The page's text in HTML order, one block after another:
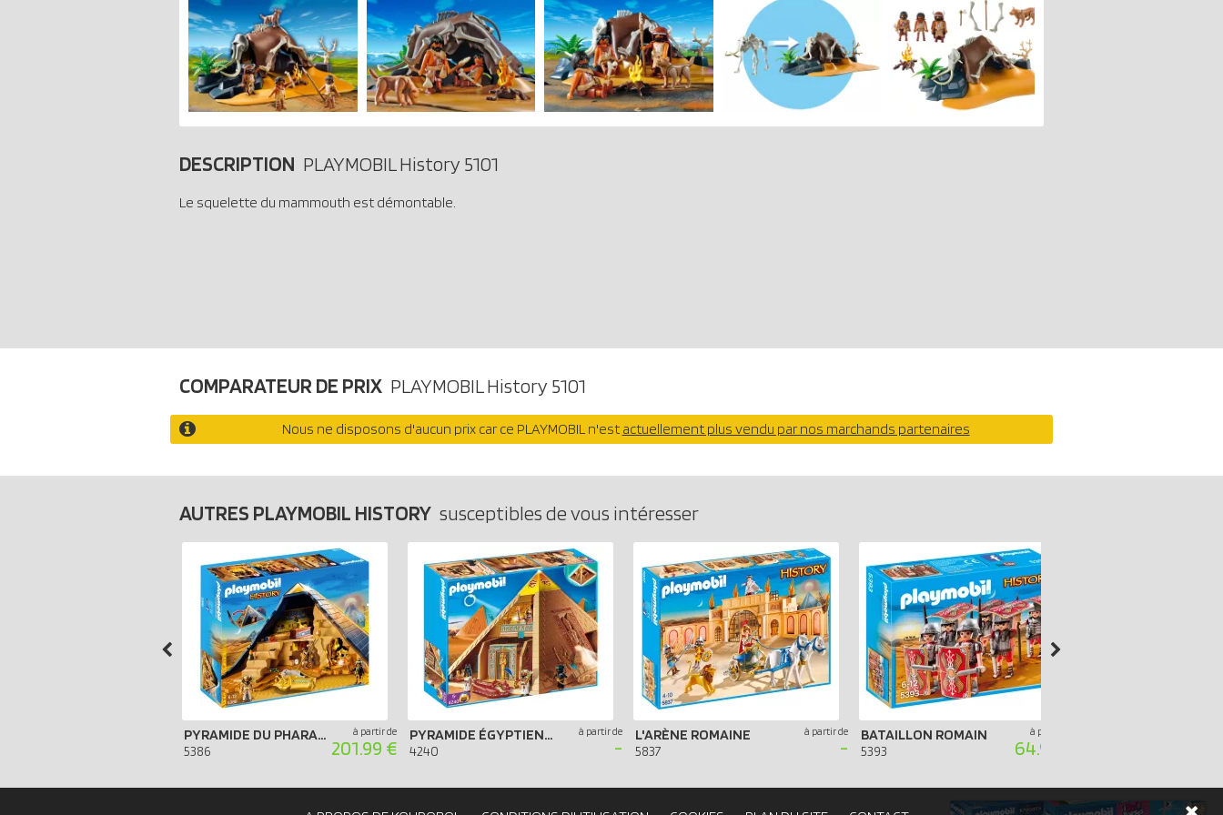
DESCRIPTION PLAYMOBIL History 5101
Le squelette du mammouth est démontable.
COMPARATEUR DE PRIX PLAYMOBIL History 5101
Nous ne disposons d'aucun prix car ce PLAYMOBIL n'est actuellement plus vendu par nos marchands partenaires
AUTRES PLAYMOBIL HISTORY susceptibles de vous intéresser
PYRAMIDE DU PHARAON
5386
à partir de
201.99 €
PYRAMIDE ÉGYPTIENNE
4240
à partir de
-
L'ARÈNE ROMAINE
5837
à partir de
-
BATAILLON ROMAIN
5393
à partir de
64.99 €